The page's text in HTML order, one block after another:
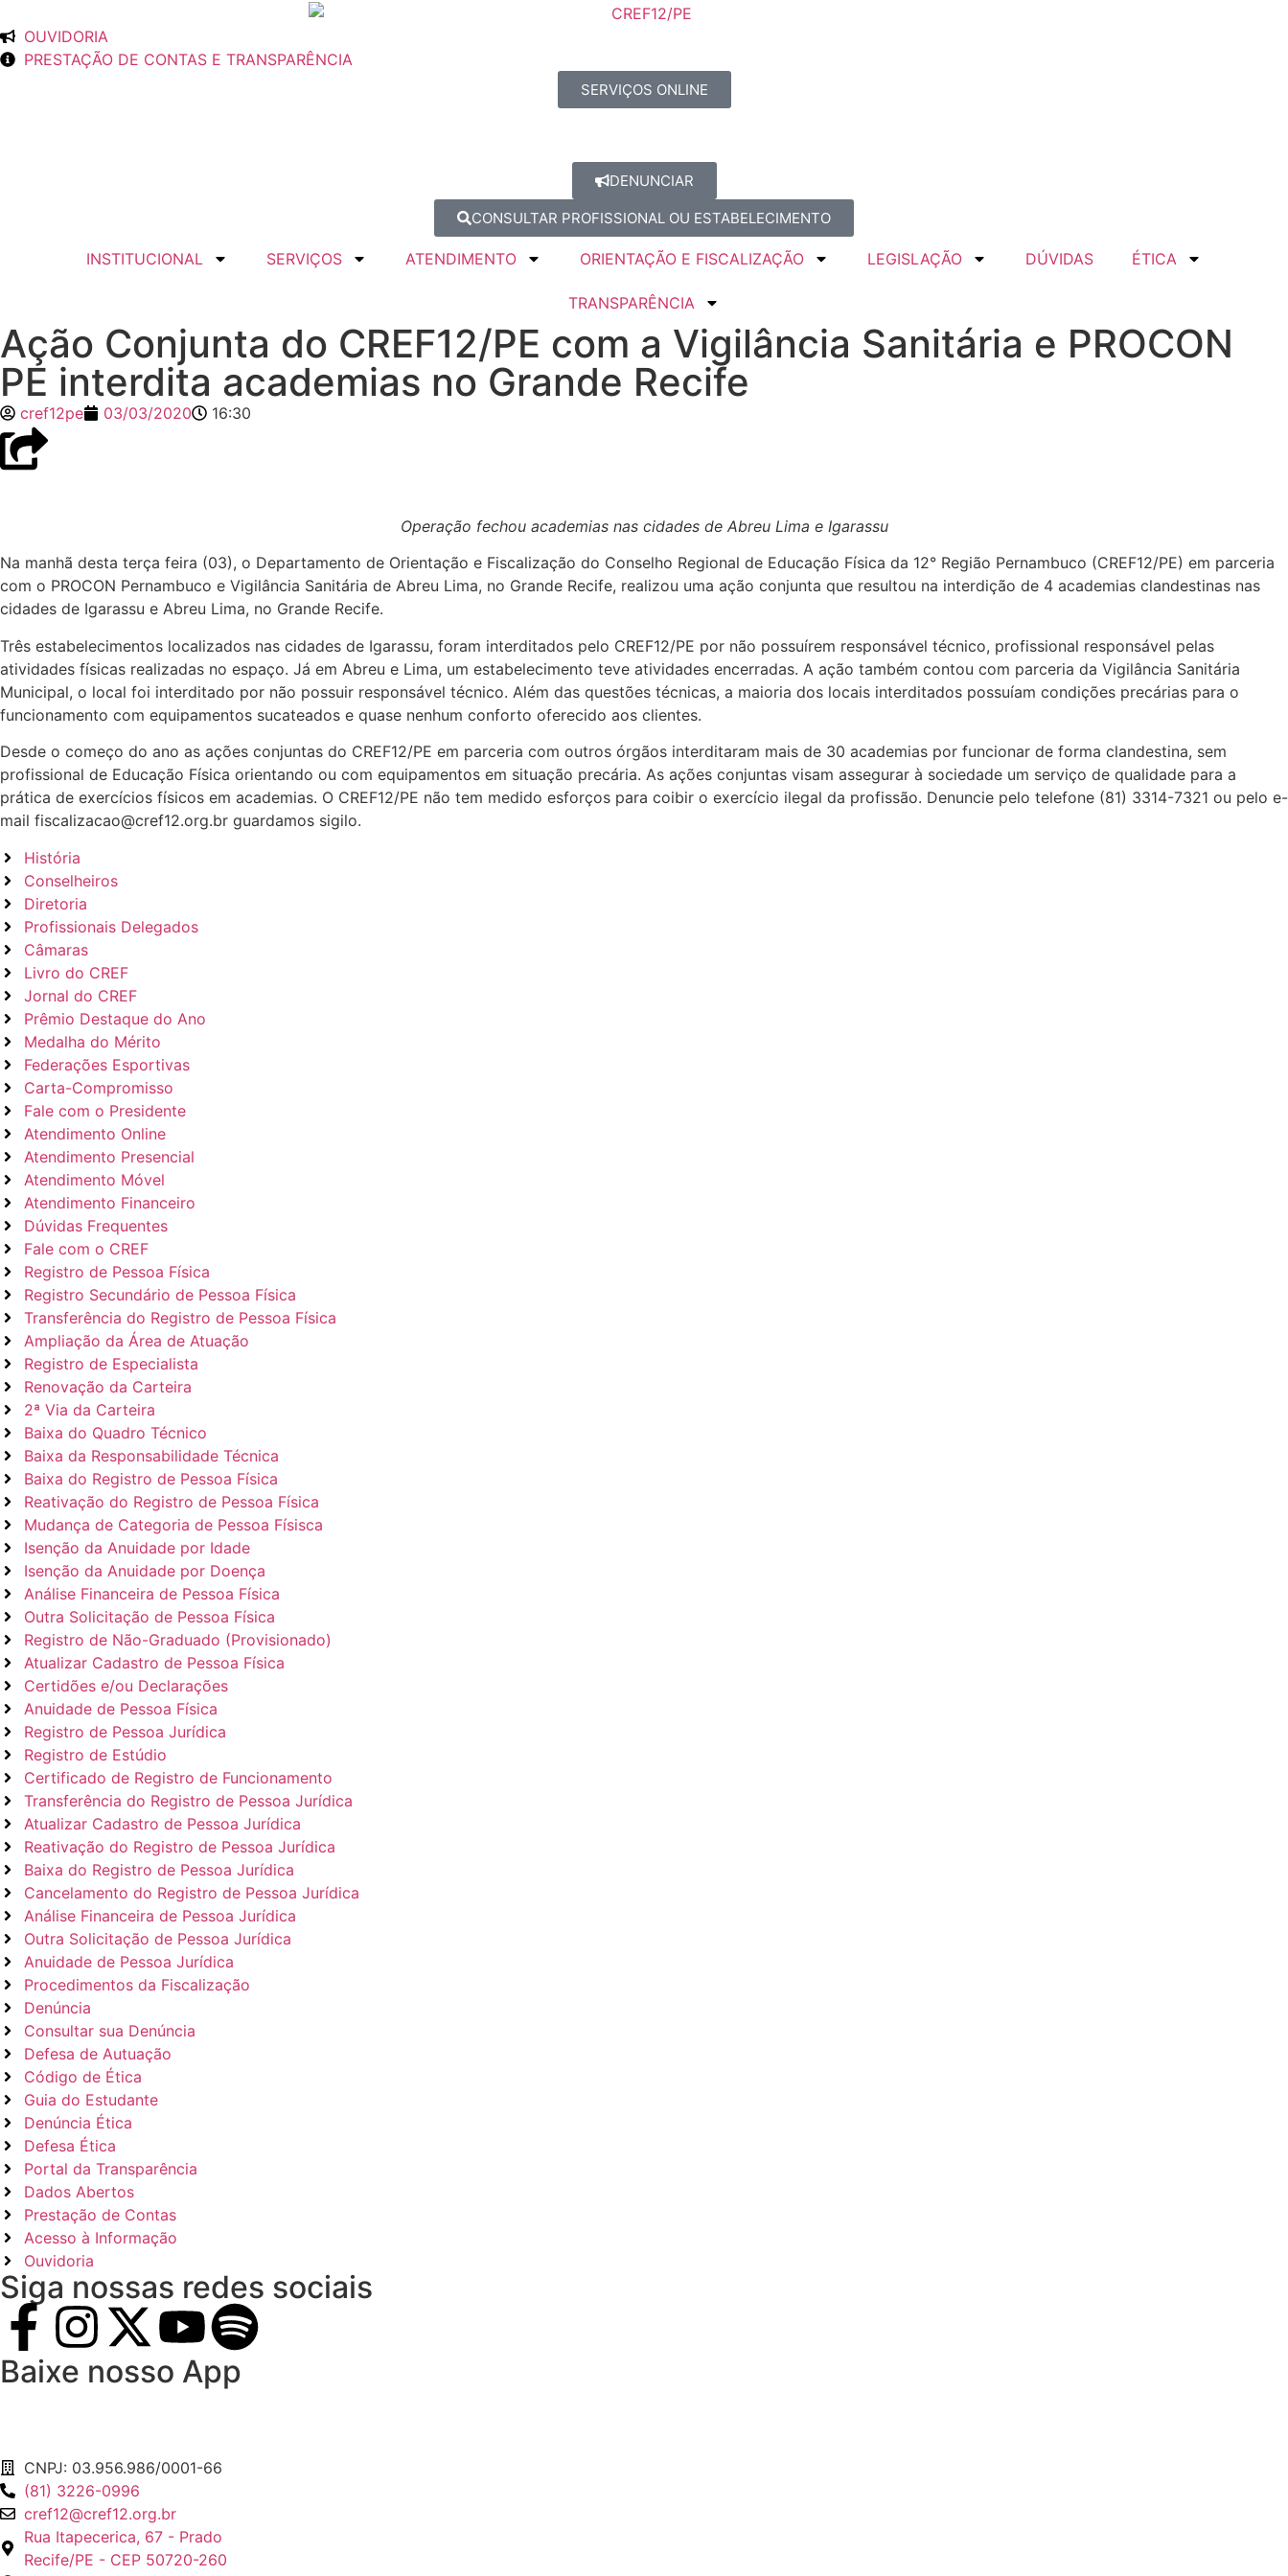
OUVIDORIA
PRESTAÇÃO DE CONTAS E TRANSPARÊNCIA
SERVIÇOS ONLINE
DENUNCIAR
CONSULTAR PROFISSIONAL OU ESTABELECIMENTO
INSTITUCIONAL SERVIÇOS ATENDIMENTO ORIENTAÇÃO E FISCALIZAÇÃO LEGISLAÇÃO DÚVIDAS ÉTICA
TRANSPARÊNCIA
Ação Conjunta do CREF12/PE com a Vigilância Sanitária e PROCON
PE interdita academias no Grande Recife
cref12pe 03/03/2020 16:30
Operação fechou academias nas cidades de Abreu Lima e Igarassu
Na manhã desta terça feira (03), o Departamento de Orientação e Fiscalização do Conselho Regional de Educação Física da 12° Região Pernambuco (CREF12/PE) em parceria
com o PROCON Pernambuco e Vigilância Sanitária de Abreu Lima, no Grande Recife, realizou uma ação conjunta que resultou na interdição de 4 academias clandestinas nas
cidades de Igarassu e Abreu Lima, no Grande Recife.
Três estabelecimentos localizados nas cidades de Igarassu, foram interditados pelo CREF12/PE por não possuírem responsável técnico, profissional responsável pelas
atividades físicas realizadas no espaço. Já em Abreu e Lima, um estabelecimento teve atividades encerradas. A ação também contou com parceria da Vigilância Sanitária
Municipal, o local foi interditado por não possuir responsável técnico. Além das questões técnicas, a maioria dos locais interditados possuíam condições precárias para o
funcionamento com equipamentos sucateados e quase nenhum conforto oferecido aos clientes.
Desde o começo do ano as ações conjuntas do CREF12/PE em parceria com outros órgãos interditaram mais de 30 academias por funcionar de forma clandestina, sem
profissional de Educação Física orientando ou com equipamentos em situação precária. As ações conjuntas visam assegurar à sociedade um serviço de qualidade para a
prática de exercícios físicos em academias. O CREF12/PE não tem medido esforços para coibir o exercício ilegal da profissão. Denuncie pelo telefone (81) 3314-7321 ou pelo e-
mail fiscalizacao@cref12.org.br guardamos sigilo.
História
Conselheiros
Diretoria
Profissionais Delegados
Câmaras
Livro do CREF
Jornal do CREF
Prêmio Destaque do Ano
Medalha do Mérito
Federações Esportivas
Carta-Compromisso
Fale com o Presidente
Atendimento Online
Atendimento Presencial
Atendimento Móvel
Atendimento Financeiro
Dúvidas Frequentes
Fale com o CREF
Registro de Pessoa Física
Registro Secundário de Pessoa Física
Transferência do Registro de Pessoa Física
Ampliação da Área de Atuação
Registro de Especialista
Renovação da Carteira
2ª Via da Carteira
Baixa do Quadro Técnico
Baixa da Responsabilidade Técnica
Baixa do Registro de Pessoa Física
Reativação do Registro de Pessoa Física
Mudança de Categoria de Pessoa Físisca
Isenção da Anuidade por Idade
Isenção da Anuidade por Doença
Análise Financeira de Pessoa Física
Outra Solicitação de Pessoa Física
Registro de Não-Graduado (Provisionado)
Atualizar Cadastro de Pessoa Física
Certidões e/ou Declarações
Anuidade de Pessoa Física
Registro de Pessoa Jurídica
Registro de Estúdio
Certificado de Registro de Funcionamento
Transferência do Registro de Pessoa Jurídica
Atualizar Cadastro de Pessoa Jurídica
Reativação do Registro de Pessoa Jurídica
Baixa do Registro de Pessoa Jurídica
Cancelamento do Registro de Pessoa Jurídica
Análise Financeira de Pessoa Jurídica
Outra Solicitação de Pessoa Jurídica
Anuidade de Pessoa Jurídica
Procedimentos da Fiscalização
Denúncia
Consultar sua Denúncia
Defesa de Autuação
Código de Ética
Guia do Estudante
Denúncia Ética
Defesa Ética
Portal da Transparência
Dados Abertos
Prestação de Contas
Acesso à Informação
Ouvidoria
Siga nossas redes sociais
Baixe nosso App
CNPJ: 03.956.986/0001-66
(81) 3226-0996
cref12@cref12.org.br
Rua Itapecerica, 67 - Prado
Recife/PE - CEP 50720-260